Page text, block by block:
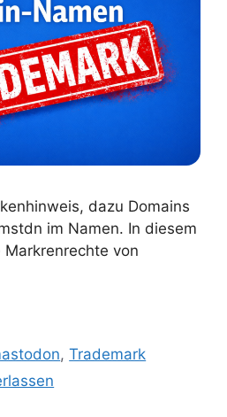
dazu Domains
im Namen. In diesem
von
,Trademark